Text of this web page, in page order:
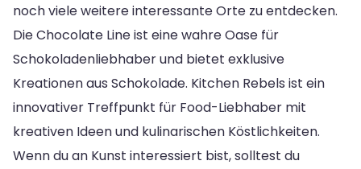
noch viele weitere interessante Orte zu entdecken.
Die Chocolate Line ist eine wahre Oase für
Schokoladenliebhaber und bietet exklusive
Kreationen aus Schokolade. Kitchen Rebels ist ein
innovativer Treffpunkt für Food-Liebhaber mit
kreativen Ideen und kulinarischen Köstlichkeiten.
Wenn du an Kunst interessiert bist, solltest du